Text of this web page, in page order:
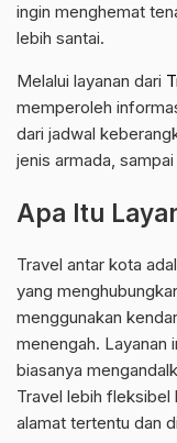
ingin menghemat
lebih santai.
Melalui layanan dari
memperoleh
dari jadwal
jenis armada,
Apa Itu
Travel antar kota
yang
menggunakan
menengah. Layanan
biasanya
Travel lebih fleksibel
alamat tertentu dan